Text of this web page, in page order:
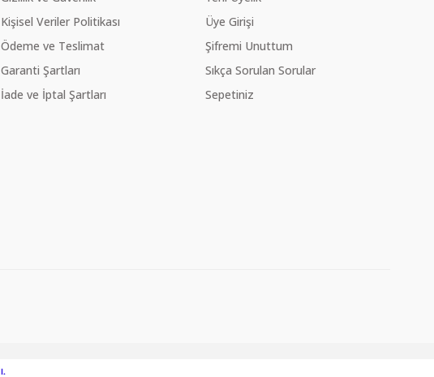
Kişisel Veriler Politikası
Ödeme ve Teslimat
Garanti Şartları
İade ve İptal Şartları
Üye Girişi
Şifremi Unuttum
Sıkça Sorulan Sorular
Sepetiniz